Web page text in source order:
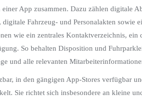
App zusammen. Dazu zählen digitale
Fahrzeug- und Personalakten sowie
wie ein zentrales Kontaktverzeichnis, ein
So behalten Disposition und
und alle relevanten
in den gängigen App-Stores verfügbar
Sie richtet sich insbesondere an kleine